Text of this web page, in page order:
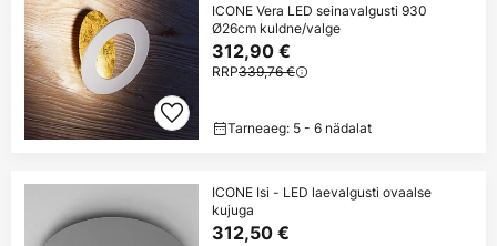
ICONE Vera LED seinavalgusti 930
Ø26cm kuldne/valge
312,90 €
RRP339,76 €
Tarneaeg: 5 - 6 nädalat
ICONE Isi - LED laevalgusti ovaalse
kujuga
312,50 €